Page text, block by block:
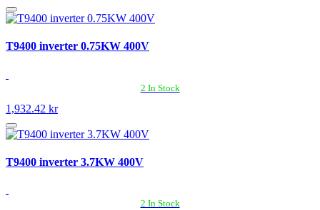
T9400 inverter 0.75KW 400V
2 In Stock
1,932.42 kr
T9400 inverter 3.7KW 400V
2 In Stock